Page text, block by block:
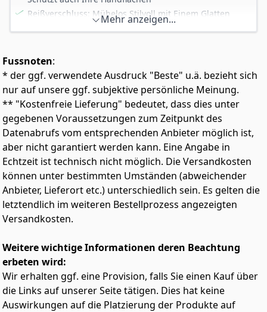
Reißverschluss: Mühelos Stilvoll mit Einem Glatten
Reißverschluss für Einfaches Tragen und ein Elegantes
Wichtigen Kleinigkeiten
Schmale Passform: Erleben Sie ultimative
Bewegungsfreiheit mit Unserem Schmal Geschnittenen
Design, das sich der Natürlichen Form Ihres Körpers
Anpasst und es zur Perfekten Wahl für Jede Aktivität
oder Jedes Trainingsprogramm Macht
Passend: Dieses Sportjacke ist Leicht, Bequem und
Atmungsaktiv. Sportbekleidung für Damen, es lässt sich
Perfekt mit Leggings oder Shorts mit Hoher Taille für
Einen Trendigen und Sportlichen Look Kombinieren
Vielseitig: für Jeden Anlass Geeignet. Sport Jacke
Damen Fitness; Laufjacke Damen Leicht; Gym Tops für
Damen. Ideal für Gemütliche Spaziergänge,
Besorgungen oder Intensive Yoga- und
Mehr anzeigen...
Fussnoten:
* der ggf. verwendete Ausdruck "Beste" u.ä. bezieht sich
nur auf unsere ggf. subjektive persönliche Meinung.
** "Kostenfreie Lieferung" bedeutet, dass dies unter
gegebenen Voraussetzungen zum Zeitpunkt des
Datenabrufs vom entsprechenden Anbieter möglich ist,
aber nicht garantiert werden kann. Eine Angabe in
Echtzeit ist technisch nicht möglich. Die Versandkosten
können unter bestimmten Umständen (abweichender
Anbieter, Lieferort etc.) unterschiedlich sein. Es gelten die
letztendlich im weiteren Bestellprozess angezeigten
Versandkosten.
Weitere wichtige Informationen deren Beachtung
erbeten wird:
Wir erhalten ggf. eine Provision, falls Sie einen Kauf über
die Links auf unserer Seite tätigen. Dies hat keine
Auswirkungen auf die Platzierung der Produkte auf